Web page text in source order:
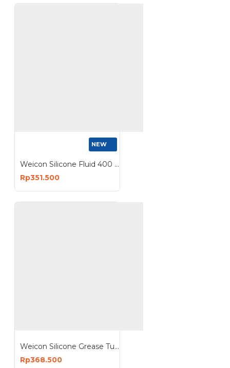
NEW
Weicon Silicone Fluid 400 ml Spray Pelumas Silikon Food Grade NSF H1
Rp351.500
Weicon Silicone Grease Tube 85 Gram Food Grade
Rp368.500